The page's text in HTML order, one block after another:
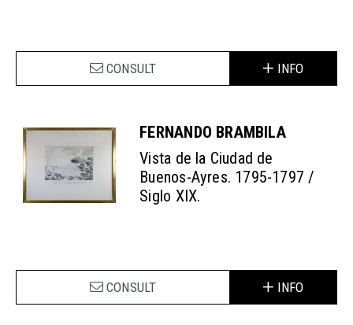
CONSULT INFO
FERNANDO BRAMBILA
Vista de la Ciudad de
Buenos-Ayres. 1795-1797 /
Siglo XIX.
CONSULT INFO